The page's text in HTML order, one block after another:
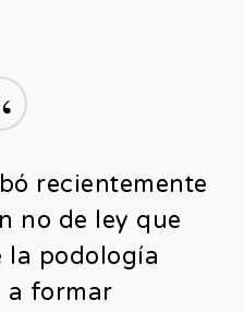
recientemente
no de ley que
la podología
a formar